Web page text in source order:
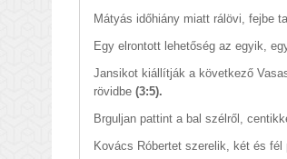
Mátyás időhiány miatt rálövi, fejbe
Egy elrontott lehetőség az egyik,
Jansikot kiállítják a következő
rövidbe (3:5).
Brguljan pattint a bal szélről,
Kovács Róbertet szerelik, két és fél